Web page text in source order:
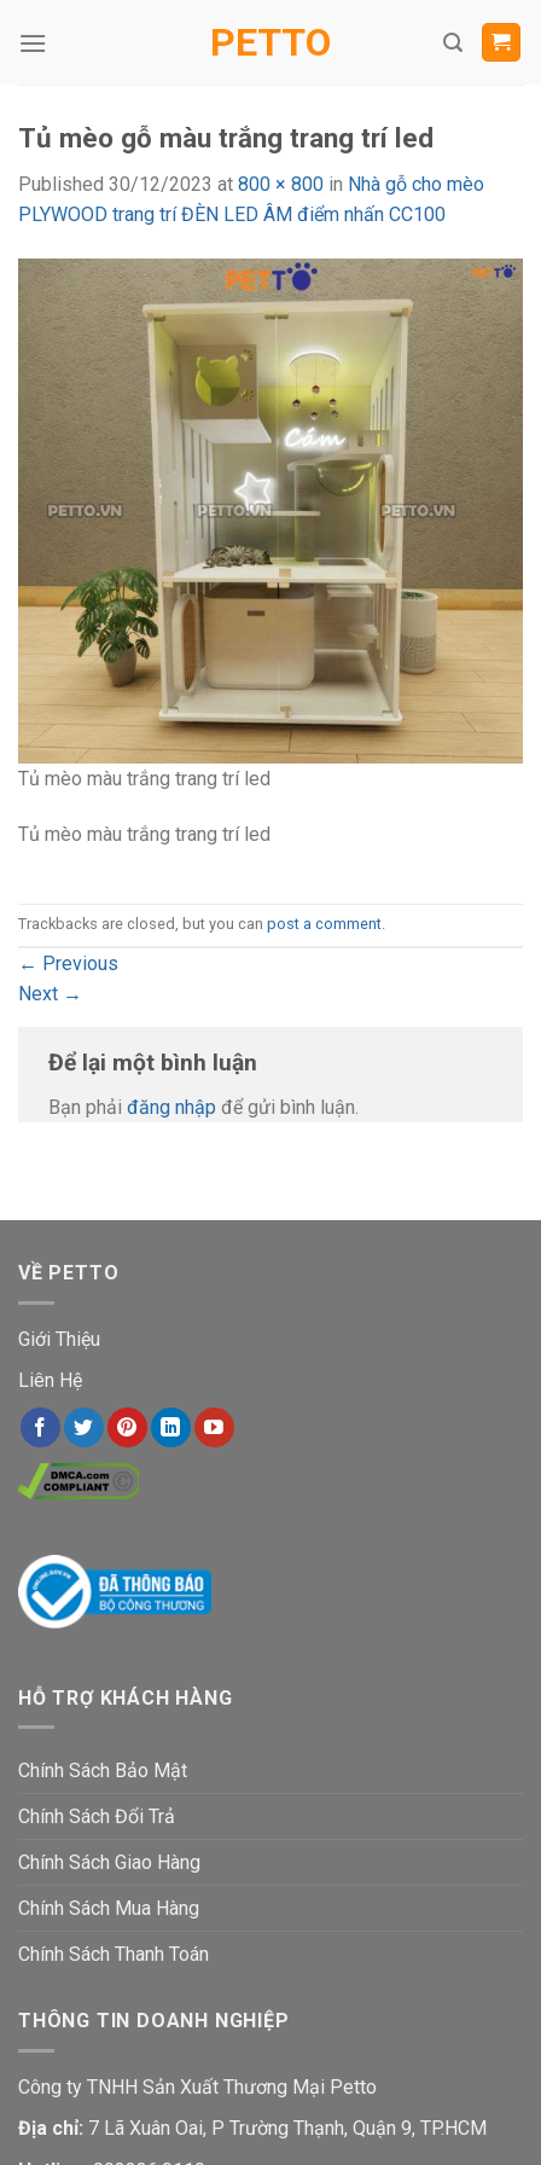
PETTO
Tủ mèo gỗ màu trắng trang trí led
Published 30/12/2023 at 800 × 800 in Nhà gỗ cho mèo
PLYWOOD trang trí ĐÈN LED ÂM điểm nhấn CC100
Tủ mèo màu trắng trang trí led
Tủ mèo màu trắng trang trí led
Trackbacks are closed, but you can post a comment.
← Previous
Next →
Để lại một bình luận
Bạn phải đăng nhập để gửi bình luận.
VỀ PETTO
Giới Thiệu
Liên Hệ
HỖ TRỢ KHÁCH HÀNG
Chính Sách Bảo Mật
Chính Sách Đổi Trả
Chính Sách Giao Hàng
Chính Sách Mua Hàng
Chính Sách Thanh Toán
THÔNG TIN DOANH NGHIỆP
Công ty TNHH Sản Xuất Thương Mại Petto
Địa chỉ: 7 Lã Xuân Oai, P Trường Thạnh, Quận 9, TP.HCM